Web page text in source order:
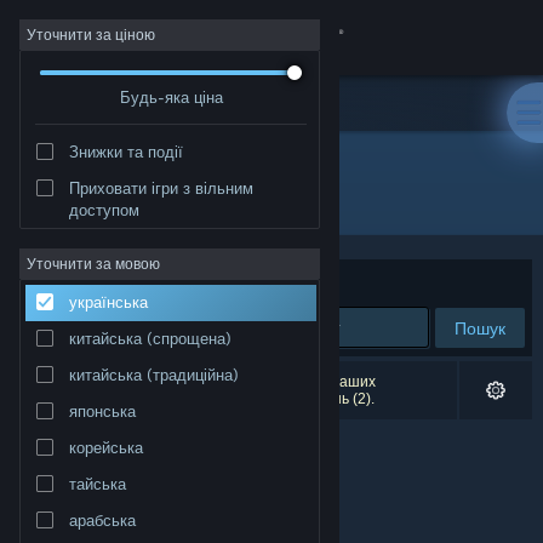
Увійти
Крамниця
Інформація
Підтримка
Змінити мову
Переглянути повну версію
Уточнити за ціною
Будь-яка ціна
Знижки та події
Приховати ігри з вільним
доступом
Уточнити за мовою
українська
китайська (спрощена)
китайська (традиційна)
японська
корейська
тайська
арабська
Розробник: Blue Collar Games
Упорядкувати за доречністю
Пошук
Результатів вашого пошуку: 0. Відповідно до ваших
уподобань було виключено кілька найменувань (2).